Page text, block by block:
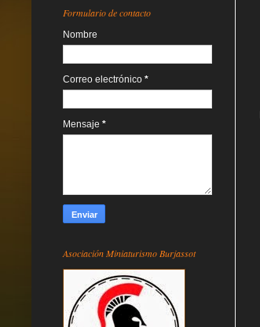
Formulario de contacto
Nombre
Correo electrónico *
Mensaje *
Asociación Miniaturismo Burjassot